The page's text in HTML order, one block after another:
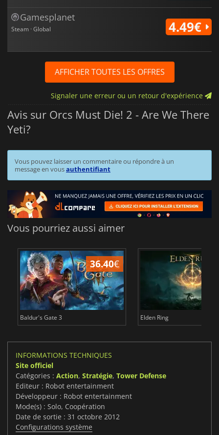
Gamesplanet
Steam · Global 4.49€
AFFICHER TOUTES LES OFFRES
Signaler une erreur ou un retour d'expérience
Avis sur Orcs Must Die! 2 - Are We There
Yeti?
Vous pouvez laisser un commentaire ou répondre à un
message en vousauthentifiant
Vous pourriez aussi aimer
36.40€
Baldur's Gate 3 Elden Ring
INFORMATIONS TECHNIQUES
Site officiel
Catégories : Action, Stratégie, Tower Defense
Editeur : Robot entertainment
Développeur : Robot entertainment
Mode(s) : Solo, Coopération
Date de sortie : 31 octobre 2012
Configurations système